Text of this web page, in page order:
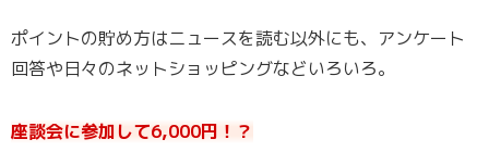
ポイントの貯め方はニュースを読む以外にも、アンケート
回答や日々のネットショッピングなどいろいろ。
座談会に参加して6,000円！？